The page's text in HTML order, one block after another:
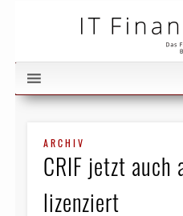
ARCHIV
CRIF jetzt auch
lizenziert